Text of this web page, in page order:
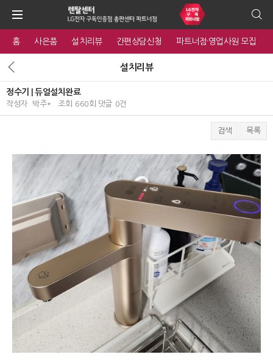
홈 사은품 설치리뷰 간편상담신청 파트너점·영업사원 모집
설치리뷰
정수기 | 듀얼설치완료
작성자 박주* 조회 660회 댓글 0건
검색 목록